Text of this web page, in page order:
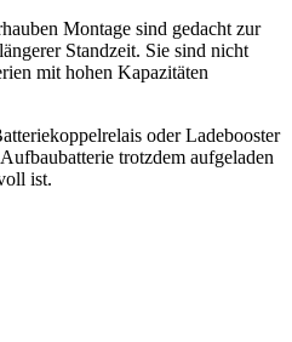
Montage sind gedacht zur
Standzeit. Sie sind nicht
mit hohen Kapazitäten
oder Ladebooster
trotzdem aufgeladen
ist.